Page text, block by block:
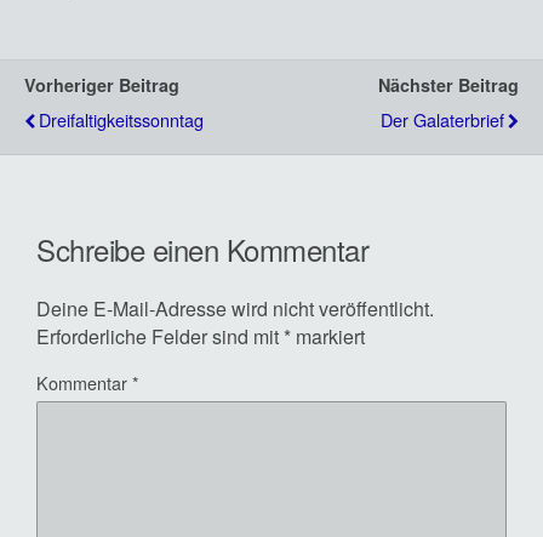
Vorheriger Beitrag
Dreifaltigkeitssonntag
Nächster Beitrag
Der Galaterbrief
Schreibe einen Kommentar
Deine E-Mail-Adresse wird nicht veröffentlicht.
Erforderliche Felder sind mit * markiert
Kommentar*